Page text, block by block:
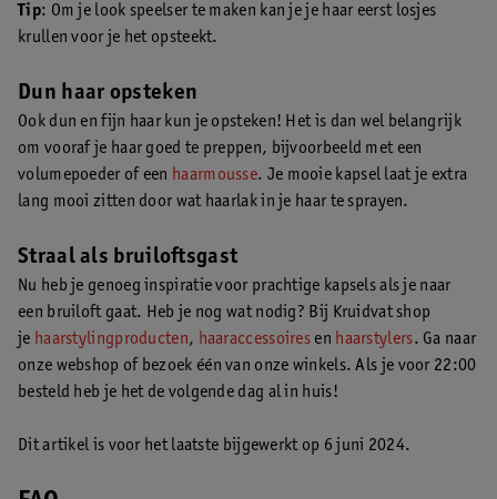
Tip: Om je look speelser te maken kan je je haar eerst losjes
krullen voor je het opsteekt.
Dun haar opsteken
Ook dun en fijn haar kun je opsteken! Het is dan wel belangrijk
om vooraf je haar goed te preppen, bijvoorbeeld met een
volumepoeder of een haarmousse. Je mooie kapsel laat je extra
lang mooi zitten door wat haarlak in je haar te sprayen.
Straal als bruiloftsgast
Nu heb je genoeg inspiratie voor prachtige kapsels als je naar
een bruiloft gaat. Heb je nog wat nodig? Bij Kruidvat shop
je haarstylingproducten, haaraccessoires en haarstylers. Ga naar
onze webshop of bezoek één van onze winkels. Als je voor 22:00
besteld heb je het de volgende dag al in huis!
Dit artikel is voor het laatste bijgewerkt op 6 juni 2024.